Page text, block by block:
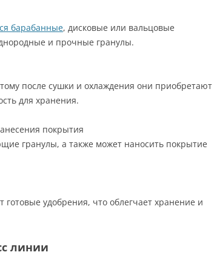
барабанные, дисковые или вальцовые
и прочные гранулы.
после сушки и охлаждения они приобретают
для хранения.
покрытия
гранулы, а также может наносить покрытие
готовые удобрения, что облегчает хранение и
линии